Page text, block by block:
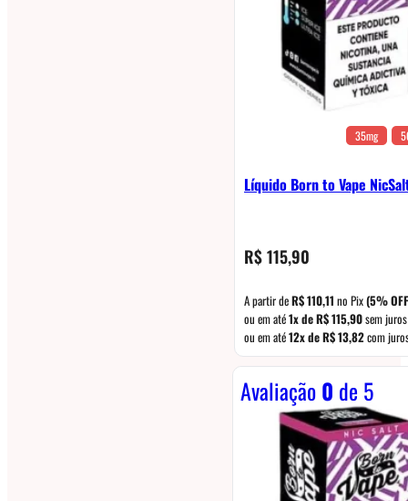
35mg
Líquido Born to Vape
R$115,90
A partir deR$110,11 no Pix(5%
ou em até1x deR$115,90sem juros
ou em até12x deR$13,82com
Avaliação0 de 5